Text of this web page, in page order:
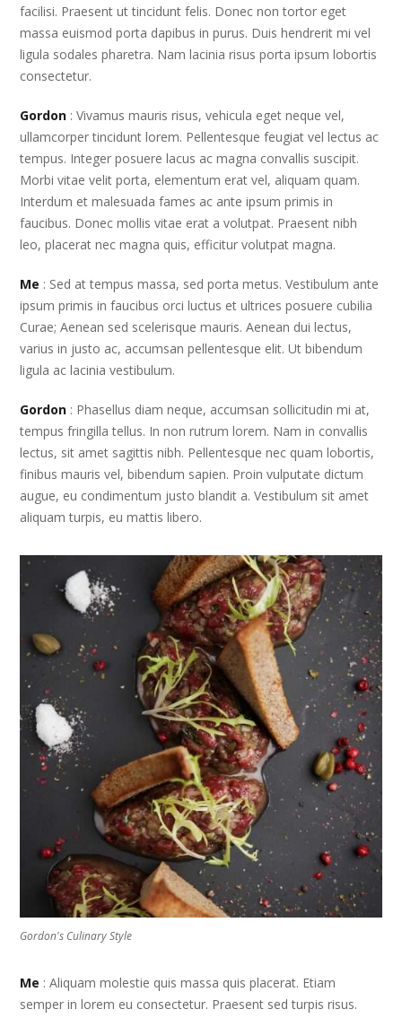
facilisi. Praesent ut tincidunt felis. Donec non tortor eget
massa euismod porta dapibus in purus. Duis hendrerit mi vel
ligula sodales pharetra. Nam lacinia risus porta ipsum lobortis
consectetur.
Gordon : Vivamus mauris risus, vehicula eget neque vel,
ullamcorper tincidunt lorem. Pellentesque feugiat vel lectus ac
tempus. Integer posuere lacus ac magna convallis suscipit.
Morbi vitae velit porta, elementum erat vel, aliquam quam.
Interdum et malesuada fames ac ante ipsum primis in
faucibus. Donec mollis vitae erat a volutpat. Praesent nibh
leo, placerat nec magna quis, efficitur volutpat magna.
Me : Sed at tempus massa, sed porta metus. Vestibulum ante
ipsum primis in faucibus orci luctus et ultrices posuere cubilia
Curae; Aenean sed scelerisque mauris. Aenean dui lectus,
varius in justo ac, accumsan pellentesque elit. Ut bibendum
ligula ac lacinia vestibulum.
Gordon : Phasellus diam neque, accumsan sollicitudin mi at,
tempus fringilla tellus. In non rutrum lorem. Nam in convallis
lectus, sit amet sagittis nibh. Pellentesque nec quam lobortis,
finibus mauris vel, bibendum sapien. Proin vulputate dictum
augue, eu condimentum justo blandit a. Vestibulum sit amet
aliquam turpis, eu mattis libero.
Gordon's Culinary Style
Me : Aliquam molestie quis massa quis placerat. Etiam
semper in lorem eu consectetur. Praesent sed turpis risus.